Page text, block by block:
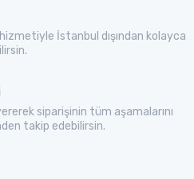
İstanbul dışından kolayca
siparişinin tüm aşamalarını
takip edebilirsin.